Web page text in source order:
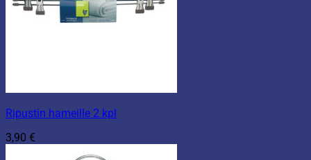
Ripustin hameille 2 kpl
3,90 €